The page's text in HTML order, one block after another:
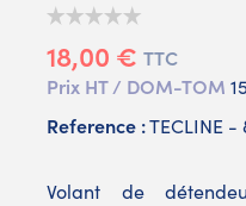
18,00 € TTC
Prix HT / DOM-TOM
Reference :TECLINE -
Volant de